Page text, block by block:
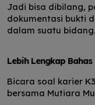
Jadi bisa dibilang,
dokumentasi bukti
dalam suatu bidang.
Lebih Lengkap
Bicara soal karier
bersama Mutiara